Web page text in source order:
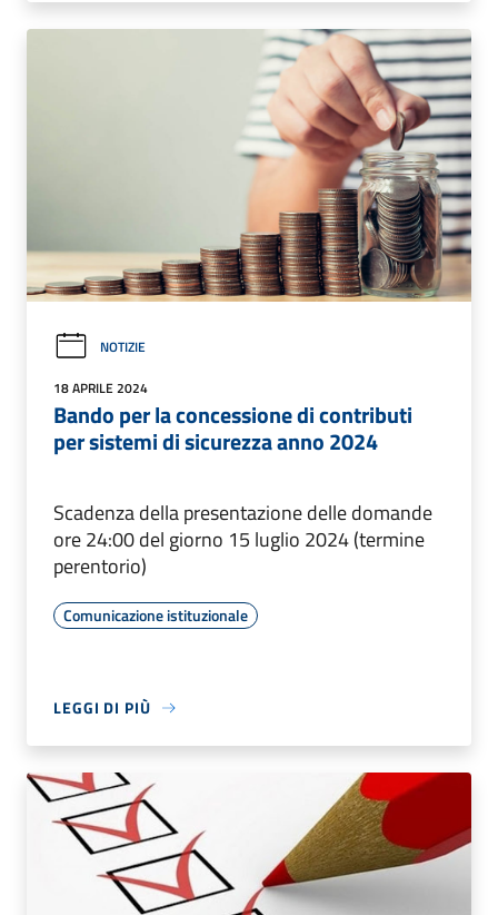
NOTIZIE
18 APRILE 2024
Bando per la concessione di contributi
per sistemi di sicurezza anno 2024
Scadenza della presentazione delle domande
ore 24:00 del giorno 15 luglio 2024 (termine
perentorio)
Comunicazione istituzionale
LEGGI DI PIÙ